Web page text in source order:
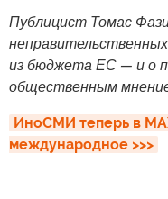
Публицист Томас
из бюджета ЕС — и о
общественным
ИноСМИ теперь в
международное >>>